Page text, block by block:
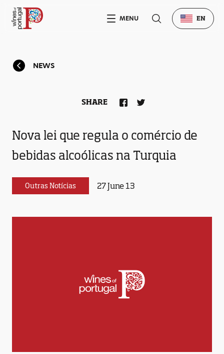
NEWS
Nova lei que regula o comércio de
bebidas alcoólicas na Turquia
Outras Notícias 27 June 13
SHARE
MENU EN